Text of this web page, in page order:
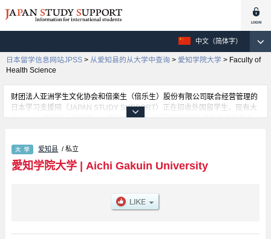
中文（简体字）
日本留学信息网站JPSS > 从爱知县的从大学中查询 > 愛知学院大学 > Faculty of
Health Science
财团法人亚洲学生文化协会和倍楽生（倍乐生）股份有限公司联合经营管理的
日本学习支援网（JAPAN STUDY SUPPORT）正在招收外国留学生。现有大
约1300个学校的大学学部、大学院、短大、专门学校的招生信息正登载于此
Faculty of Policy Studies 学部、Faculty of Business and Commerce 学部、
Faculty of Management 学部、Faculty of Law 学部、School of Dentistry 学
部、Faculty of Health Science 学部、School of Pharmacy 学部、Faculty of
额、合格人数等考试信息，以及设施介绍、联系方式等外国留学生必要的信息
都登载于此，请务必查阅和利用此网。
爱知县 / 私立
愛知学院大学| Aichi Gakuin University